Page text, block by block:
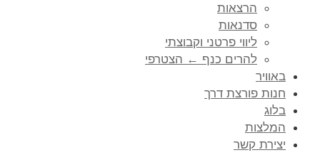
הרצאות
סדנאות
ליווי פרטני וקבוצתי
להרים כנף ← הצטרפי
באוויר
חנות פורצת דרך
בלוג
המלצות
יצירת קשר